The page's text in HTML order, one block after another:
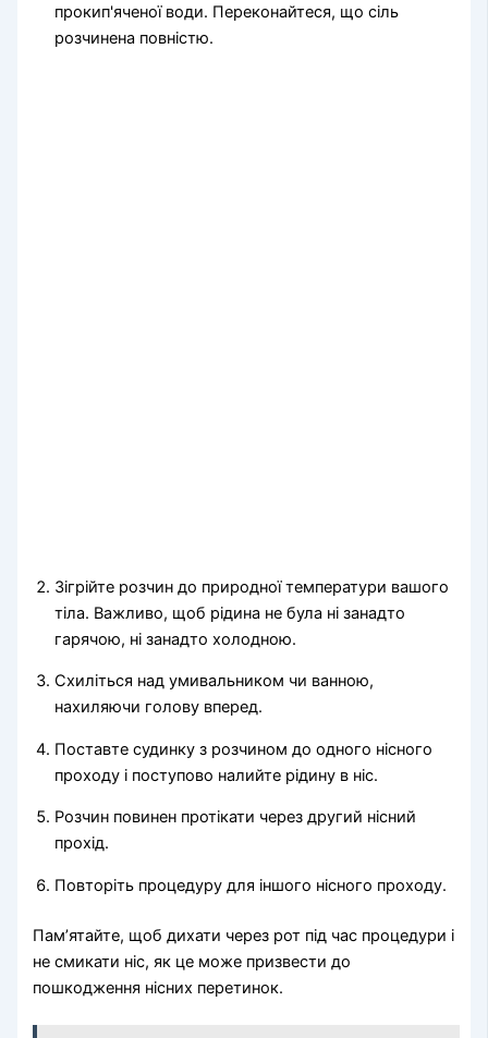
прокип'яченої води. Переконайтеся, що сіль
розчинена повністю.
Зігрійте розчин до природної температури вашого
тіла. Важливо, щоб рідина не була ні занадто
гарячою, ні занадто холодною.
Схиліться над умивальником чи ванною,
нахиляючи голову вперед.
Поставте судинку з розчином до одного нісного
проходу і поступово налийте рідину в ніс.
Розчин повинен протікати через другий нісний
прохід.
Повторіть процедуру для іншого нісного проходу.
Пам’ятайте, щоб дихати через рот під час процедури і
не смикати ніс, як це може призвести до
пошкодження нісних перетинок.